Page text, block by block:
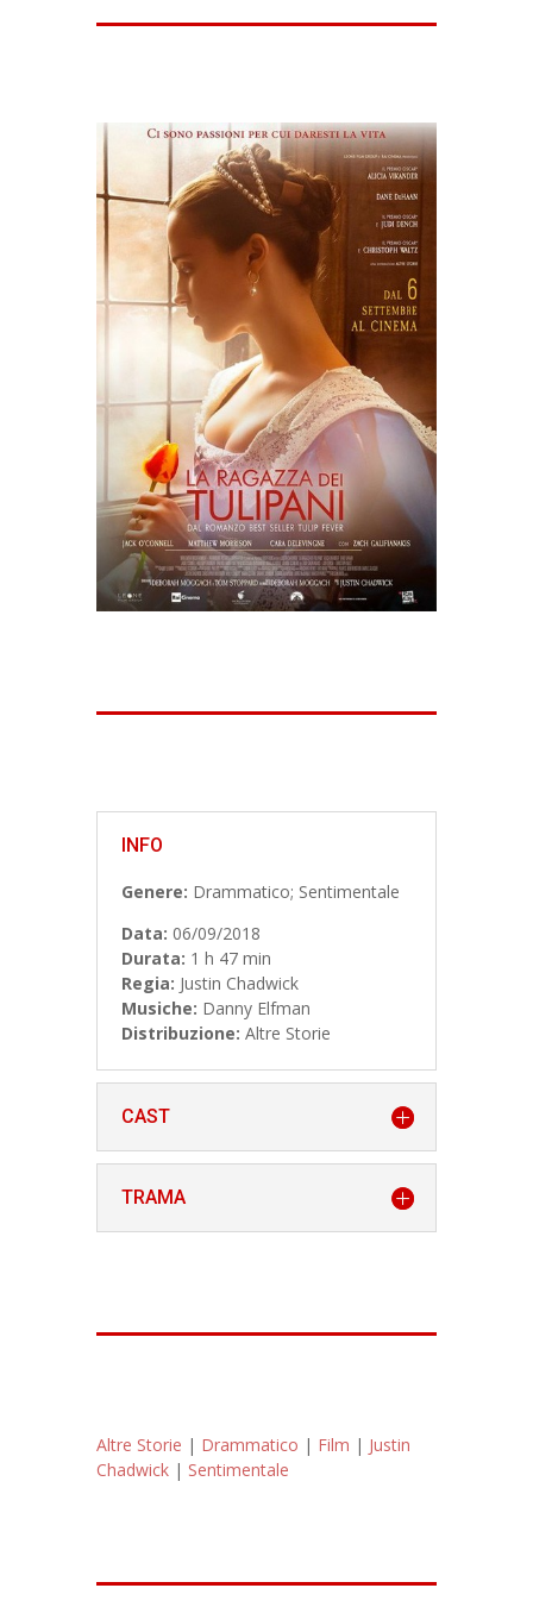
INFO
Genere: Drammatico; Sentimentale
Data: 06/09/2018
Durata: 1 h 47 min
Regia: Justin Chadwick
Musiche: Danny Elfman
Distribuzione: Altre Storie
CAST
TRAMA
Altre Storie | Drammatico | Film | Justin
Chadwick| Sentimentale